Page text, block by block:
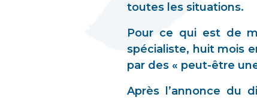
toutes les situations.
Pour ce qui est de
spécialiste, huit mois
par des « peut-être
Après l’annonce du